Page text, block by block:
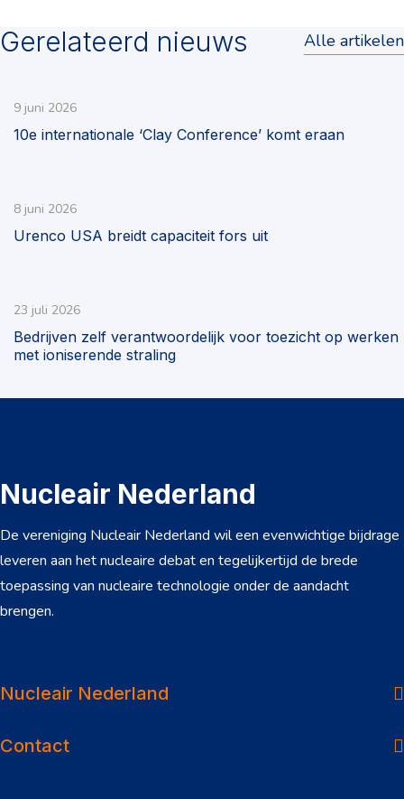
Gerelateerd nieuws Alle artikelen
10e internationale ‘Clay Conference’ komt eraan
9 juni 2026
Urenco USA breidt capaciteit fors uit
8 juni 2026
Bedrijven zelf verantwoordelijk voor toezicht op werken
met ioniserende straling
23 juli 2026
Nucleair Nederland
De vereniging Nucleair Nederland wil een evenwichtige bijdrage
leveren aan het nucleaire debat en tegelijkertijd de brede
toepassing van nucleaire technologie onder de aandacht
brengen.
Nucleair Nederland
Contact